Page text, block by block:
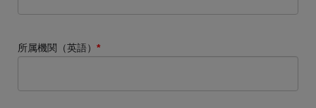
所属機関（英語） *